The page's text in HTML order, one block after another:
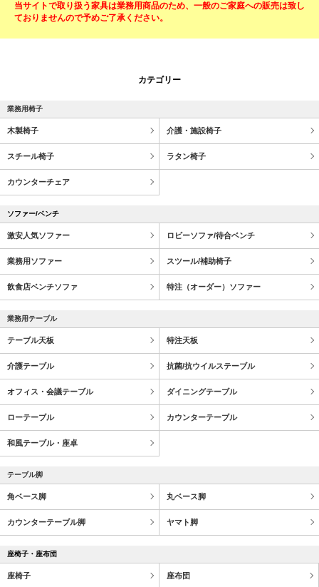
当サイトで取り扱う家具は業務用商品のため、一般のご家庭への販売は致し
ておりませんので予めご了承ください。
カテゴリー
業務用椅子
木製椅子 介護・施設椅子
スチール椅子 ラタン椅子
カウンターチェア
ソファー/ベンチ
激安人気ソファー ロビーソファ/待合ベンチ
業務用ソファー スツール/補助椅子
飲食店ベンチソファ 特注（オーダー）ソファー
業務用テーブル
テーブル天板 特注天板
介護テーブル 抗菌/抗ウイルステーブル
オフィス・会議テーブル ダイニングテーブル
ローテーブル カウンターテーブル
和風テーブル・座卓
テーブル脚
角ベース脚 丸ベース脚
カウンターテーブル脚 ヤマト脚
座椅子・座布団
座椅子 座布団